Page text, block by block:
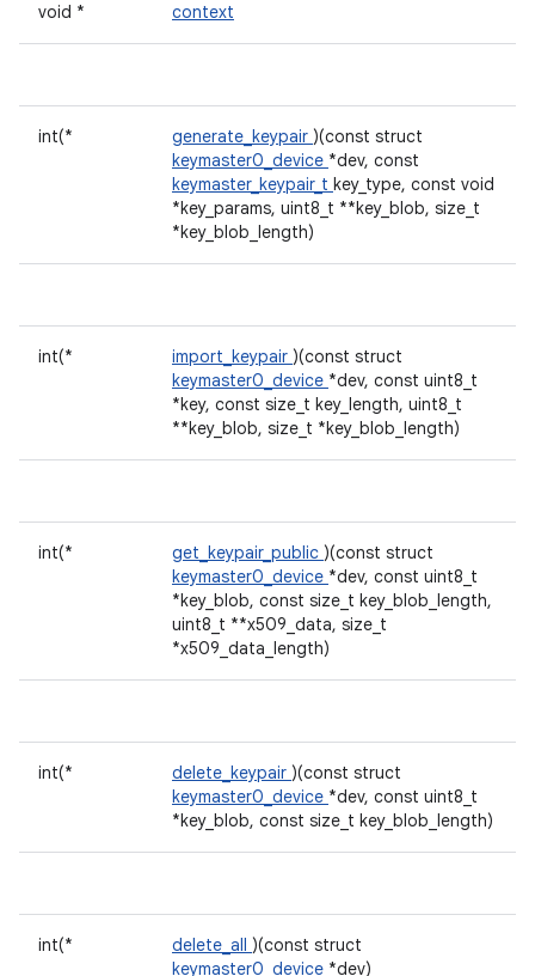
void * context
int(* generate_keypair )(const struct
keymaster0_device *dev, const
keymaster_keypair_t key_type, const void
*key_params, uint8_t **key_blob, size_t
*key_blob_length)
int(* import_keypair )(const struct
keymaster0_device *dev, const uint8_t
*key, const size_t key_length, uint8_t
**key_blob, size_t *key_blob_length)
int(* get_keypair_public )(const struct
keymaster0_device *dev, const uint8_t
*key_blob, const size_t key_blob_length,
uint8_t **x509_data, size_t
*x509_data_length)
int(* delete_keypair )(const struct
keymaster0_device *dev, const uint8_t
*key_blob, const size_t key_blob_length)
int(* delete_all )(const struct
keymaster0_device *dev)